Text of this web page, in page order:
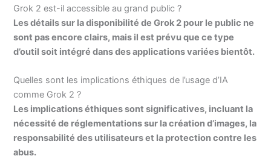
Grok 2 est-il accessible au grand public ?
Les détails sur la disponibilité de Grok 2 pour le public ne
sont pas encore clairs, mais il est prévu que ce type
d’outil soit intégré dans des applications variées bientôt.
Quelles sont les implications éthiques de l’usage d’IA
comme Grok 2 ?
Les implications éthiques sont significatives, incluant la
nécessité de réglementations sur la création d’images, la
responsabilité des utilisateurs et la protection contre les
abus.